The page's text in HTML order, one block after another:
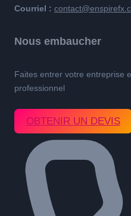
Courriel :
Nous embaucher
Faites entrer votre entreprise
professionnel
OBTENIR UN DEVIS